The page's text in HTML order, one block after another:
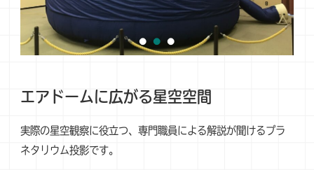
エアドームに広がる星空空間
実際の星空観察に役立つ、専門職員による解説が聞けるプラ
ネタリウム投影です。